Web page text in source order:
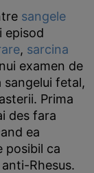
sangele
episod
, sarcina
examen de
fetal,
Prima
des fara
ea
posibil ca
Rhesus.